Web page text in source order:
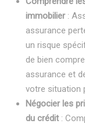
immobilier :
assurance
un risque
de bien
assurance et
votre situation
Négocier les
du crédit :